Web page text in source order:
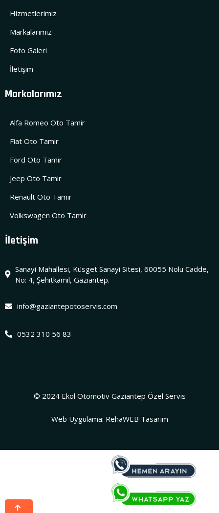
Hizmetlerimiz
Markalarımız
Foto Galeri
İletişim
Markalarımız
Alfa Romeo Oto Tamir
Fiat Oto Tamir
Ford Oto Tamir
Jeep Oto Tamir
Renault Oto Tamir
Volkswagen Oto Tamir
İletişim
Sanayi Mahallesi, Küsget Sanayi Sitesi, 60055 Nolu Cadde,
No: 4, Şehitkamil, Gaziantep.
info@gaziantepotoservis.com
0532 310 56 83
© 2024 Ekol Otomotiv Gaziantep Özel Servis
Web Uygulama: RehaWEB Tasarım